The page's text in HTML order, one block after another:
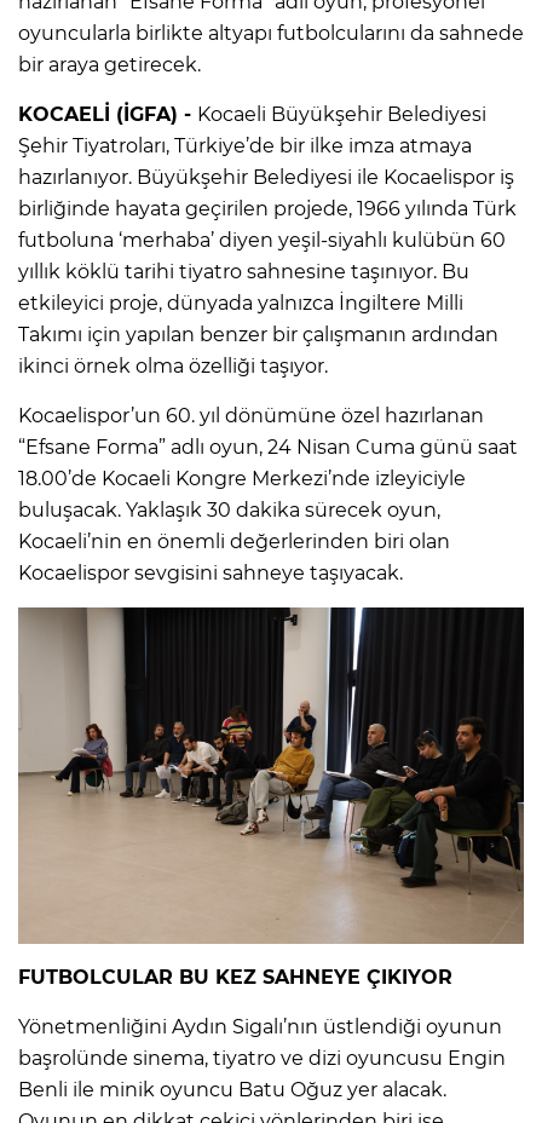
oyuncularla birlikte altyapı futbolcularını da sahnede
bir araya getirecek.
KOCAELİ (İGFA) - Kocaeli Büyükşehir Belediyesi
Şehir Tiyatroları, Türkiye’de bir ilke imza atmaya
hazırlanıyor. Büyükşehir Belediyesi ile Kocaelispor iş
birliğinde hayata geçirilen projede, 1966 yılında Türk
futboluna ‘merhaba’ diyen yeşil-siyahlı kulübün 60
yıllık köklü tarihi tiyatro sahnesine taşınıyor. Bu
etkileyici proje, dünyada yalnızca İngiltere Milli
Takımı için yapılan benzer bir çalışmanın ardından
ikinci örnek olma özelliği taşıyor.
Kocaelispor’un 60. yıl dönümüne özel hazırlanan
“Efsane Forma” adlı oyun, 24 Nisan Cuma günü saat
18.00’de Kocaeli Kongre Merkezi’nde izleyiciyle
buluşacak. Yaklaşık 30 dakika sürecek oyun,
Kocaeli’nin en önemli değerlerinden biri olan
Kocaelispor sevgisini sahneye taşıyacak.
FUTBOLCULAR BU KEZ SAHNEYE ÇIKIYOR
Yönetmenliğini Aydın Sigalı’nın üstlendiği oyunun
başrolünde sinema, tiyatro ve dizi oyuncusu Engin
Benli ile minik oyuncu Batu Oğuz yer alacak.